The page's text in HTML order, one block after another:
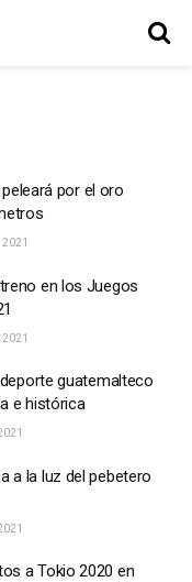
por el oro
2021
en los Juegos
2021
guatemalteco
e histórica
a la luz del pebetero
a Tokio 2020 en